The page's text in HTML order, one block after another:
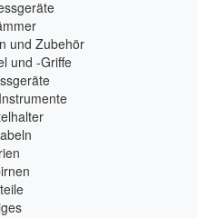
und Zubehör
und -Griffe